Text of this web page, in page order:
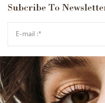
Subcribe To